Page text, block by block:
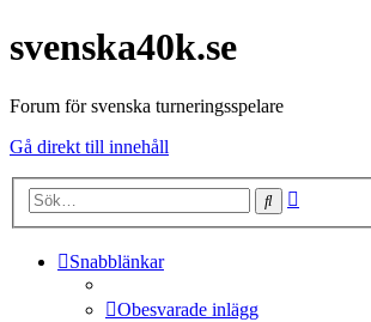
svenska40k.se
Forum för svenska turneringsspelare
Gå direkt till innehåll
Sök
Snabblänkar
Obesvarade inlägg